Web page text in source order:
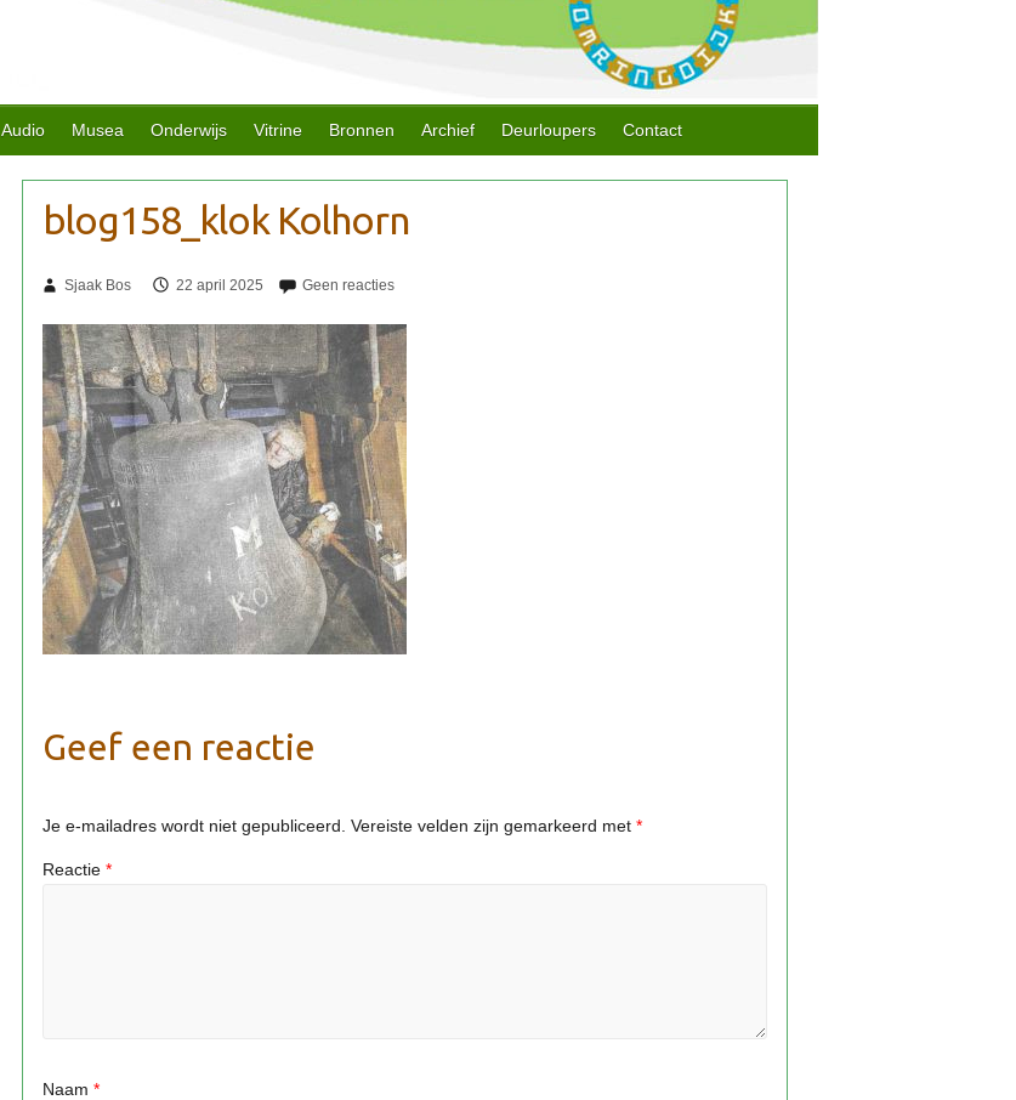
Audio Musea Onderwijs Vitrine Bronnen Archief Deurloupers Contact
Sjaak Bos 22 april 2025
Geef een reactie
Je e-mailadres wordt niet gepubliceerd. Vereiste velden zijn gemarkeerd met *
Reactie *
Naam *